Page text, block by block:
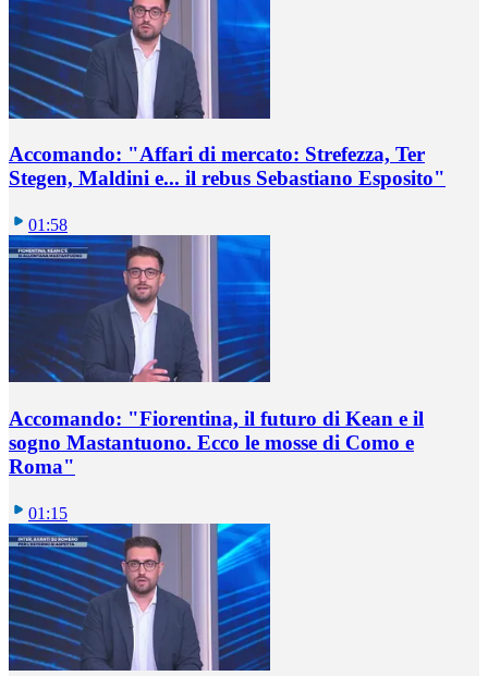
Accomando: "Affari di mercato: Strefezza, Ter
Stegen, Maldini e... il rebus Sebastiano Esposito"
01:58
Accomando: "Fiorentina, il futuro di Kean e il
sogno Mastantuono. Ecco le mosse di Como e
Roma"
01:15